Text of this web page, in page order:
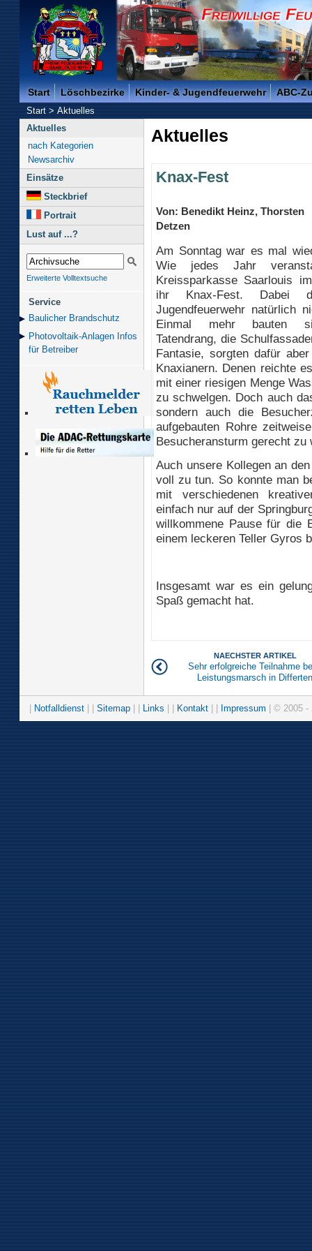
Freiwillige Feuerwehr der Kreisstadt Saarlouis -
Start Löschbezirke Kinder- & Jugendfeuerwehr ABC-
Start>Aktuelles
Aktuelles
nach Kategorien
Newsarchiv
Einsätze
Steckbrief
Portrait
Lust auf ...?
Erweiterte Volltextsuche
Service
Baulicher Brand­schutz
Photovoltaik-Anlagen Infos
für Betreiber
Aktuelles
Knax-Fest
Von: Benedikt Heinz, Thorsten
Detzen
Am Sonntag war es mal
Wie jedes Jahr
Kreissparkasse Saarlouis
ihr Knax-Fest. Dabei
Jugendfeuerwehr natürlich
Einmal mehr bauten
Tatendrang, die
Fantasie, sorgten dafür
Knaxianern. Denen reichte
mit einer riesigen Menge
zu schwelgen. Doch auch
sondern auch die
aufgebauten Rohre
Besucheransturm gerecht zu
Auch unsere Kollegen an
voll zu tun. So konnte man
mit verschiedenen
einfach nur auf der
willkommene Pause für die
einem leckeren Teller Gyros
Insgesamt war es ein
Spaß gemacht hat.
NAECHSTER ARTIKEL
Sehr erfolgreiche Teilnahme
Leistungsmarsch in
Notfalldienst Sitemap Links Kontakt Impressum | © 2005 -